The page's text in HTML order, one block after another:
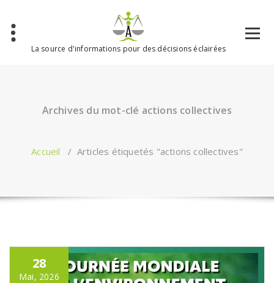
contenu
La source d'informations pour des décisions éclairées
Archives du mot-clé actions collectives
Accueil / Articles étiquetés "actions collectives"
28
Mai, 2026